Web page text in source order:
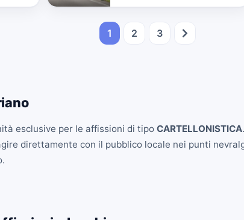
1 2 3
esclusive per le affissioni di tipo CARTELLONISTICA
direttamente con il pubblico locale nei punti